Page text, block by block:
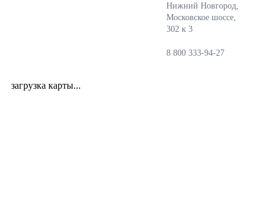
Нижний Новгород,
Московское шоссе,
302 к 3
8 800 333-94-27
загрузка карты...